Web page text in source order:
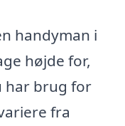
handyman i
højde for,
har brug for
fra